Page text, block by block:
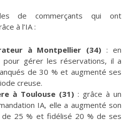
de commerçants qui ont
à l’IA :
à Montpellier (34) : en
pour gérer les réservations, il a
de 30 % et augmenté ses
creuse.
à Toulouse (31) : grâce à un
IA, elle a augmenté son
de 25 % et fidélisé 20 % de ses